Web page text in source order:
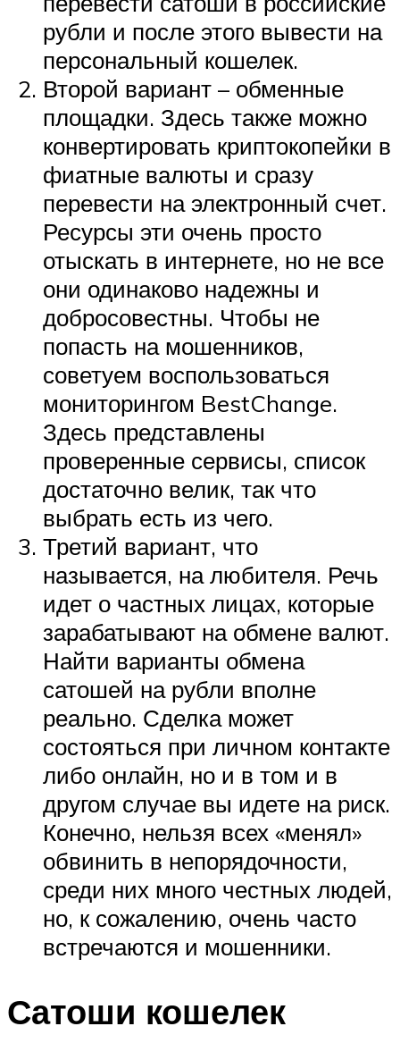
рубли и после этого вывести на
персональный кошелек.
Второй вариант – обменные
площадки. Здесь также можно
конвертировать криптокопейки в
фиатные валюты и сразу
перевести на электронный счет.
Ресурсы эти очень просто
отыскать в интернете, но не все
они одинаково надежны и
добросовестны. Чтобы не
попасть на мошенников,
советуем воспользоваться
мониторингом BestChange.
Здесь представлены
проверенные сервисы, список
достаточно велик, так что
выбрать есть из чего.
Третий вариант, что
называется, на любителя. Речь
идет о частных лицах, которые
зарабатывают на обмене валют.
Найти варианты обмена
сатошей на рубли вполне
реально. Сделка может
состояться при личном контакте
либо онлайн, но и в том и в
другом случае вы идете на риск.
Конечно, нельзя всех «менял»
обвинить в непорядочности,
среди них много честных людей,
но, к сожалению, очень часто
встречаются и мошенники.
Сатоши кошелек